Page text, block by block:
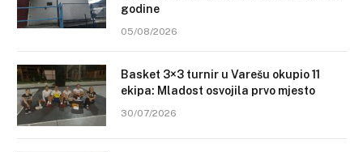
godine
05/08/2026
Basket 3×3 turnir u Varešu okupio 11
ekipa: Mladost osvojila prvo mjesto
30/07/2026